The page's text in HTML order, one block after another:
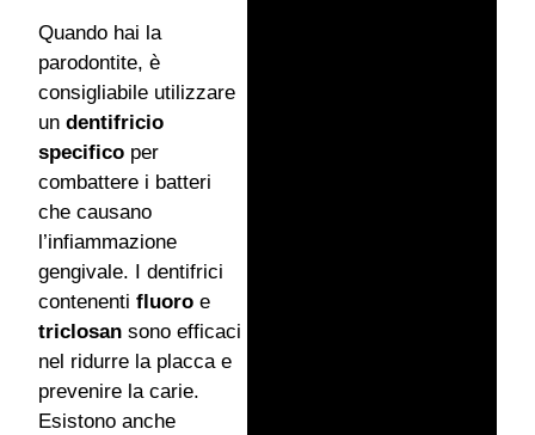
Quando hai la
parodontite, è
consigliabile utilizzare
un dentifricio
specifico per
combattere i batteri
che causano
l’infiammazione
gengivale. I dentifrici
contenenti fluoro e
triclosan sono efficaci
nel ridurre la placca e
prevenire la carie.
Esistono anche